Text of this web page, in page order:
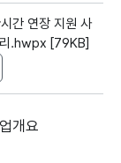
간 연장 지원 사
.hwpx [79KB]
개요